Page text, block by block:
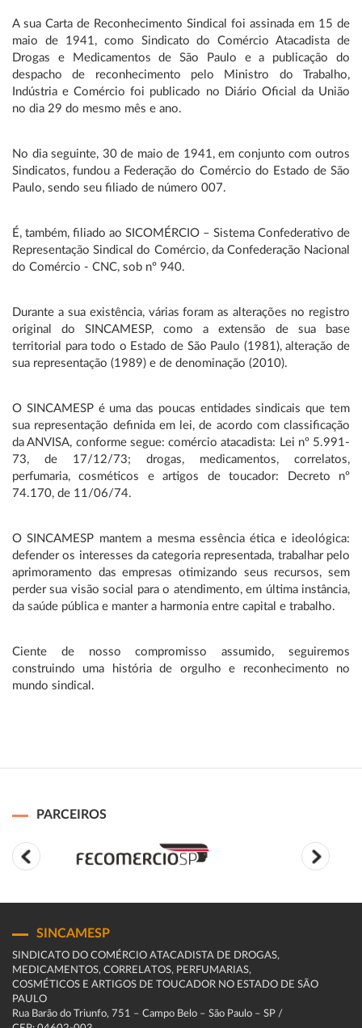
A sua Carta de Reconhecimento Sindical foi assinada em 15 de
maio de 1941, como Sindicato do Comércio Atacadista de
Drogas e Medicamentos de São Paulo e a publicação do
despacho de reconhecimento pelo Ministro do Trabalho,
Indústria e Comércio foi publicado no Diário Oficial da União
no dia 29 do mesmo mês e ano.
No dia seguinte, 30 de maio de 1941, em conjunto com outros
Sindicatos, fundou a Federação do Comércio do Estado de São
Paulo, sendo seu filiado de número 007.
É, também, filiado ao SICOMÉRCIO – Sistema Confederativo de
Representação Sindical do Comércio, da Confederação Nacional
do Comércio - CNC, sob nº 940.
Durante a sua existência, várias foram as alterações no registro
original do SINCAMESP, como a extensão de sua base
territorial para todo o Estado de São Paulo (1981), alteração de
sua representação (1989) e de denominação (2010).
O SINCAMESP é uma das poucas entidades sindicais que tem
sua representação definida em lei, de acordo com classificação
da ANVISA, conforme segue: comércio atacadista: Lei nº 5.991-
73, de 17/12/73; drogas, medicamentos, correlatos,
perfumaria, cosméticos e artigos de toucador: Decreto nº
74.170, de 11/06/74.
O SINCAMESP mantem a mesma essência ética e ideológica:
defender os interesses da categoria representada, trabalhar pelo
aprimoramento das empresas otimizando seus recursos, sem
perder sua visão social para o atendimento, em última instância,
da saúde pública e manter a harmonia entre capital e trabalho.
Ciente de nosso compromisso assumido, seguiremos
construindo uma história de orgulho e reconhecimento no
mundo sindical.
PARCEIROS
SINCAMESP
SINDICATO DO COMÉRCIO ATACADISTA DE DROGAS,
MEDICAMENTOS, CORRELATOS, PERFUMARIAS,
COSMÉTICOS E ARTIGOS DE TOUCADOR NO ESTADO DE SÃO
PAULO
Rua Barão do Triunfo, 751 – Campo Belo – São Paulo – SP /